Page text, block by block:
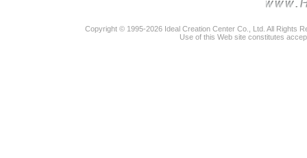
Copyright © 1995-2026 Ideal Creation Center Co., Ltd. All Rights
Use of this Web site constitutes